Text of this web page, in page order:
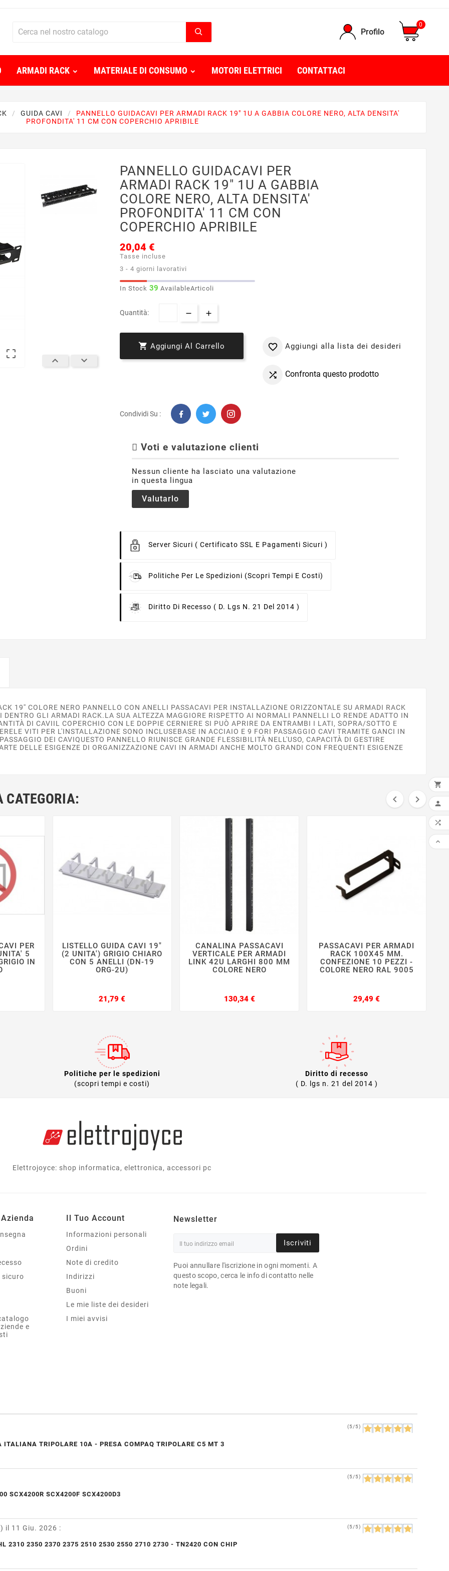
Profilo
0
ARMADI RACK MATERIALE DI CONSUMO MOTORI ELETTRICI CONTATTACI
GUIDA CAVI
PANNELLO GUIDACAVI PER ARMADI RACK 19" 1U A GABBIA COLORE NERO, ALTA DENSITA'
PROFONDITA' 11 CM CON COPERCHIO APRIBILE

 
PANNELLO GUIDACAVI PER
ARMADI RACK 19" 1U A GABBIA
COLORE NERO, ALTA DENSITA'
PROFONDITA' 11 CM CON
COPERCHIO APRIBILE
20,04 €
Tasse incluse
3 - 4 giorni lavorativi
In Stock 39 AvailableArticoli
Quantità:
 Aggiungi Al Carrello  Aggiungi alla lista dei desideri
 Confronta questo prodotto
Condividi Su :
Voti e valutazione clienti
Nessun cliente ha lasciato una valutazione
in questa lingua
Valutarlo
Server Sicuri ( Certificato SSL E Pagamenti Sicuri )
Politiche Per Le Spedizioni (scopri Tempi E Costi)
Diritto Di Recesso ( D. Lgs N. 21 Del 2014 )
19'' COLORE NERO PANNELLO CON ANELLI PASSACAVI PER INSTALLAZIONE ORIZZONTALE SU ARMADI RACK
GLI ARMADI RACK.LA SUA ALTEZZA MAGGIORE RISPETTO AI NORMALI PANNELLI LO RENDE ADATTO IN
DI CAVIIL COPERCHIO CON LE DOPPIE CERNIERE SI PUÒ APRIRE DA ENTRAMBI I LATI, SOPRA/SOTTO E
VITI PER L'INSTALLAZIONE SONO INCLUSEBASE IN ACCIAIO E 9 FORI PASSAGGIO CAVI TRAMITE GANCI IN
DEI CAVIQUESTO PANNELLO RIUNISCE GRANDE FLESSIBILITÀ NELL'USO, CAPACITÀ DI GESTIRE
DELLE ESIGENZE DI ORGANIZZAZIONE CAVI IN ARMADI ANCHE MOLTO GRANDI CON FREQUENTI ESIGENZE
CATEGORIA:  

PER
5
IN
   
LISTELLO GUIDA CAVI 19"
(2 UNITA') GRIGIO CHIARO
CON 5 ANELLI (DN-19
ORG-2U)
21,79 €
   
CANALINA PASSACAVI
VERTICALE PER ARMADI
LINK 42U LARGHI 800 MM
COLORE NERO
130,34 €Prezzo
   
PASSACAVI PER ARMADI
RACK 100X45 MM.
CONFEZIONE 10 PEZZI -
COLORE NERO RAL 9005
29,49 €
Politiche per le spedizioni
(scopri tempi e costi)
Diritto di recesso
( D. lgs n. 21 del 2014 )
Elettrojoyce: shop informatica, elettronica, accessori pc
sicuro
e
Il Tuo Account
Informazioni personali
Ordini
Note di credito
Indirizzi
Buoni
Le mie liste dei desideri
I miei avvisi
Newsletter
Iscriviti
Puoi annullare l'iscrizione in ogni momenti. A
questo scopo, cerca le info di contatto nelle
note legali.
(5/5)
TRIPOLARE 10A - PRESA COMPAQ TRIPOLARE C5 MT 3
(5/5)
SCX4200R SCX4200F SCX4200D3
il 11 Giu. 2026 : (5/5)
2310 2350 2370 2375 2510 2530 2550 2710 2730 - TN2420 CON CHIP



